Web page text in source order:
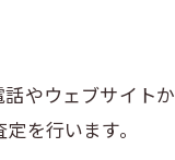
ない出張買取とは
市で利用する際の
な後悔ポイント
やウェブサイ
を行います。